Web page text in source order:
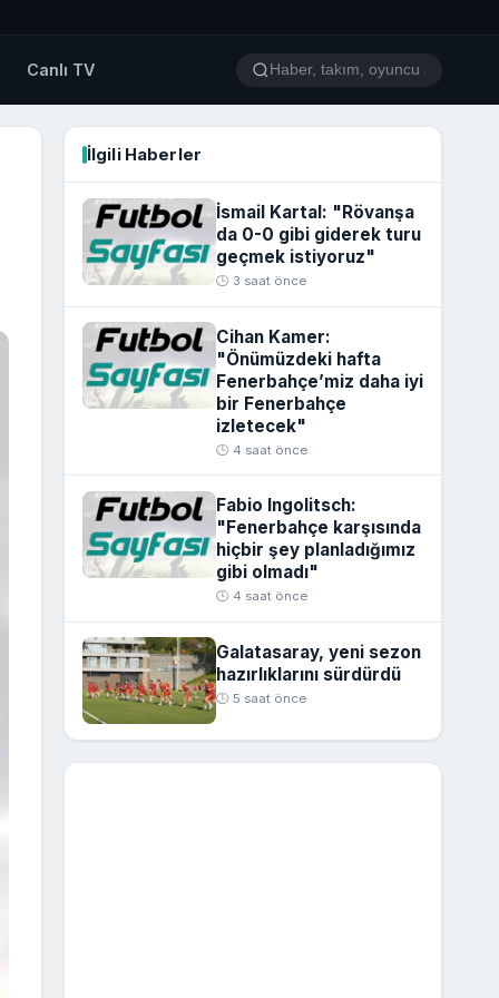
Canlı TV
İlgili Haberler
İsmail Kartal: "Rövanşa
da 0-0 gibi giderek turu
geçmek istiyoruz"
🕒 3 saat önce
Cihan Kamer:
"Önümüzdeki hafta
Fenerbahçe’miz daha iyi
bir Fenerbahçe
izletecek"
🕒 4 saat önce
Fabio Ingolitsch:
"Fenerbahçe karşısında
hiçbir şey planladığımız
gibi olmadı"
🕒 4 saat önce
Galatasaray, yeni sezon
hazırlıklarını sürdürdü
🕒 5 saat önce